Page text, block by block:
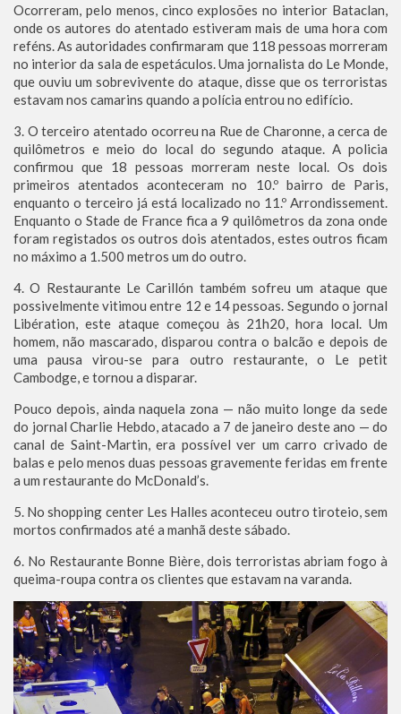
Ocorreram, pelo menos, cinco explosões no interior Bataclan,
onde os autores do atentado estiveram mais de uma hora com
reféns. As autoridades confirmaram que 118 pessoas morreram
no interior da sala de espetáculos. Uma jornalista do Le Monde,
que ouviu um sobrevivente do ataque, disse que os terroristas
estavam nos camarins quando a polícia entrou no edifício.
3. O terceiro atentado ocorreu na Rue de Charonne, a cerca de
quilômetros e meio do local do segundo ataque. A policia
confirmou que 18 pessoas morreram neste local. Os dois
primeiros atentados aconteceram no 10.º bairro de Paris,
enquanto o terceiro já está localizado no 11.º Arrondissement.
Enquanto o Stade de France fica a 9 quilômetros da zona onde
foram registados os outros dois atentados, estes outros ficam
no máximo a 1.500 metros um do outro.
4. O Restaurante Le Carillón também sofreu um ataque que
possivelmente vitimou entre 12 e 14 pessoas. Segundo o jornal
Libération, este ataque começou às 21h20, hora local. Um
homem, não mascarado, disparou contra o balcão e depois de
uma pausa virou-se para outro restaurante, o Le petit
Cambodge, e tornou a disparar.
Pouco depois, ainda naquela zona — não muito longe da sede
do jornal Charlie Hebdo, atacado a 7 de janeiro deste ano — do
canal de Saint-Martin, era possível ver um carro crivado de
balas e pelo menos duas pessoas gravemente feridas em frente
a um restaurante do McDonald’s.
5. No shopping center Les Halles aconteceu outro tiroteio, sem
mortos confirmados até a manhã deste sábado.
6. No Restaurante Bonne Bière, dois terroristas abriam fogo à
queima-roupa contra os clientes que estavam na varanda.